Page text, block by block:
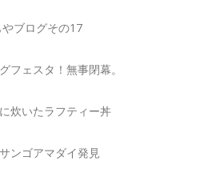
ブログその17
フェスタ！無事閉幕。
炊いたラフティー丼
ンゴアマダイ発見